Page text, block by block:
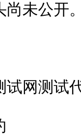
尚未公开
试网测试